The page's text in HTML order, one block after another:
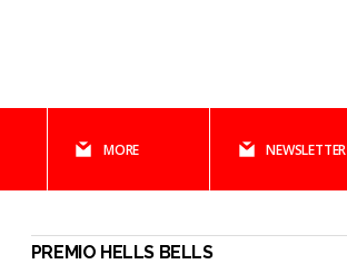
MORE NEWSLETTER
PREMIO HELLS BELLS